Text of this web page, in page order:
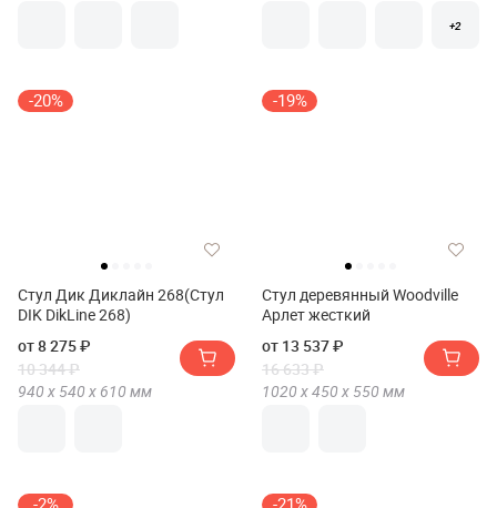
+2
-20%
Стул Дик Диклайн 268(Стул
DIK DikLine 268)
от 8 275 ₽
10 344 ₽
940 х 540 х 610 мм
-19%
Стул деревянный Woodville
Арлет жесткий
от 13 537 ₽
16 633 ₽
1020 х450 х 550 мм